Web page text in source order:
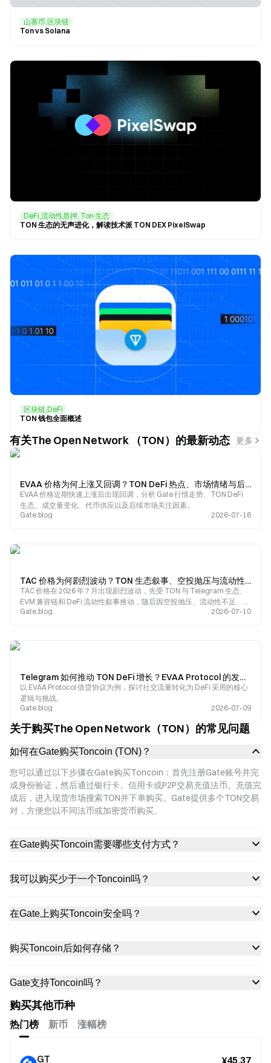
山寨币,区块链
Ton vs Solana
DeFi,流动性质押, Ton 生态
TON 生态的无声进化，解读技术派 TON DEX PixelSwap
区块链,DeFi
TON 钱包全面概述
有关The Open Network （TON）的最新动态 更多
EVAA 价格为何上涨又回调？TON DeFi 热点、市场情绪与后续趋势分析
EVAA 价格近期快速上涨后出现回调，分析 Gate 行情走势、TON DeFi
生态、成交量变化、代币供应以及后续市场关注因素。
Gate.blog
2026-07-16
TAC 价格为何剧烈波动？TON 生态叙事、空投抛压与流动性风险全面解析
TAC 价格在 2026 年 7 月出现剧烈波动，先受 TON 与 Telegram 生态、
EVM 兼容链和 DeFi 流动性叙事推动，随后因空投抛压、流动性不足、杠
杆清算与桥接安全担忧快速回落。
Gate.blog 2026-07-10
Telegram 如何推动 TON DeFi 增长？EVAA Protocol 的发展逻辑解析
以 EVAA Protocol 借贷协议为例，探讨社交流量转化为 DeFi 采用的核心
逻辑与挑战。
Gate.blog
2026-07-09
关于购买The Open Network（TON）的常见问题
如何在Gate购买Toncoin (TON)？
您可以通过以下步骤在Gate购买Toncoin：首先注册Gate账号并完
成身份验证，然后通过银行卡、信用卡或P2P交易充值法币。充值完
成后，进入现货市场搜索TON并下单购买。Gate提供多个TON交易
对，方便您以不同法币或加密货币购买。
在Gate购买Toncoin需要哪些支付方式？
我可以购买少于一个Toncoin吗？
在Gate上购买Toncoin安全吗？
购买Toncoin后如何存储？
Gate支持Toncoin吗？
购买其他币种
热门榜 新币 涨幅榜
GT ¥45.37